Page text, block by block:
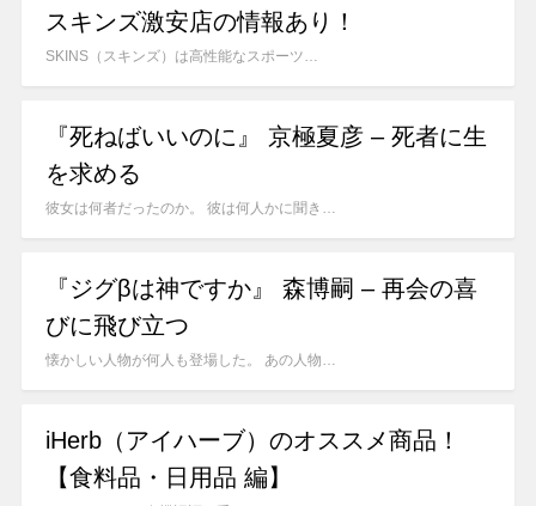
スキンズ激安店の情報あり！
SKINS（スキンズ）は高性能なスポーツ…
『死ねばいいのに』 京極夏彦 – 死者に生
を求める
彼女は何者だったのか。 彼は何人かに聞き…
『ジグβは神ですか』 森博嗣 – 再会の喜
びに飛び立つ
懐かしい人物が何人も登場した。 あの人物…
iHerb（アイハーブ）のオススメ商品！
【食料品・日用品 編】